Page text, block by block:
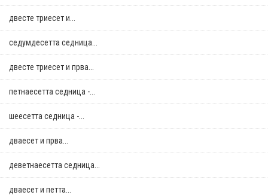
двестe триесет и...
седумдесетта седница...
двестe триесет и прва...
петнаесетта седница -...
шеесетта седница -...
дваесет и прва...
деветнаесетта седница...
дваесет и петта...